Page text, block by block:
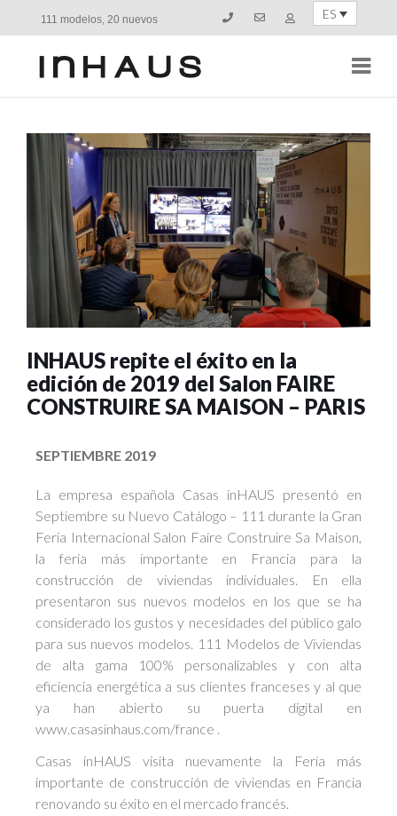
111 modelos, 20 nuevos ES
INHAUS repite el éxito en la
edición de 2019 del Salon FAIRE
CONSTRUIRE SA MAISON – PARIS
SEPTIEMBRE 2019
La empresa española Casas inHAUS presentó en
Septiembre su Nuevo Catálogo – 111 durante la Gran
Feria Internacional Salon Faire Construire Sa Maison,
la feria más importante en Francia para la
construcción de viviendas individuales. En ella
presentaron sus nuevos modelos en los que se ha
considerado los gustos y necesidades del público galo
para sus nuevos modelos. 111 Modelos de Viviendas
de alta gama 100% personalizables y con alta
eficiencia energética a sus clientes franceses y al que
ya han abierto su puerta digital en
www.casasinhaus.com/france .
Casas inHAUS visita nuevamente la Feria más
importante de construcción de viviendas en Francia
renovando su éxito en el mercado francés.